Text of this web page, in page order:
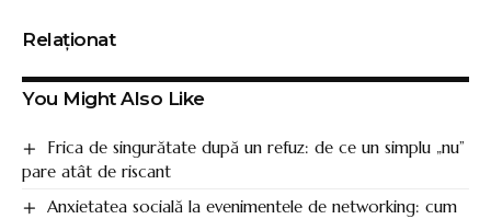
Relaționat
You Might Also Like
Frica de singurătate după un refuz: de ce un simplu „nu”
pare atât de riscant
Anxietatea socială la evenimentele de networking: cum